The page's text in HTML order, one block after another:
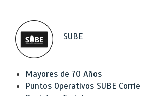
SUBE
Mayores de 70 Años
Puntos Operativos SUBE